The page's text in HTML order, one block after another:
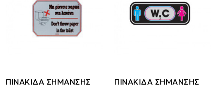
ΠΙΝΑΚΙΔΑ ΣΗΜΑΝΣΗΣ
ΠΙΝΑΚΙΔΑ ΣΗΜΑΝΣΗΣ